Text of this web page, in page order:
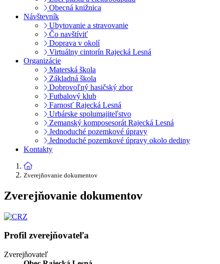
Obecná knižnica
Návštevník
Ubytovanie a stravovanie
Čo navštíviť
Doprava v okolí
Virtuálny cintorín Rajecká Lesná
Organizácie
Materská škola
Základná škola
Dobrovoľný hasičský zbor
Futbalový klub
Farnosť Rajecká Lesná
Urbárske spolumajiteľstvo
Zemanský komposesorát Rajecká Lesná
Jednoduché pozemkové úpravy
Jednoduché pozemkové úpravy okolo dediny
Kontakty
Zverejňovanie dokumentov
Zverejňovanie dokumentov
Profil zverejňovateľa
Zverejňovateľ